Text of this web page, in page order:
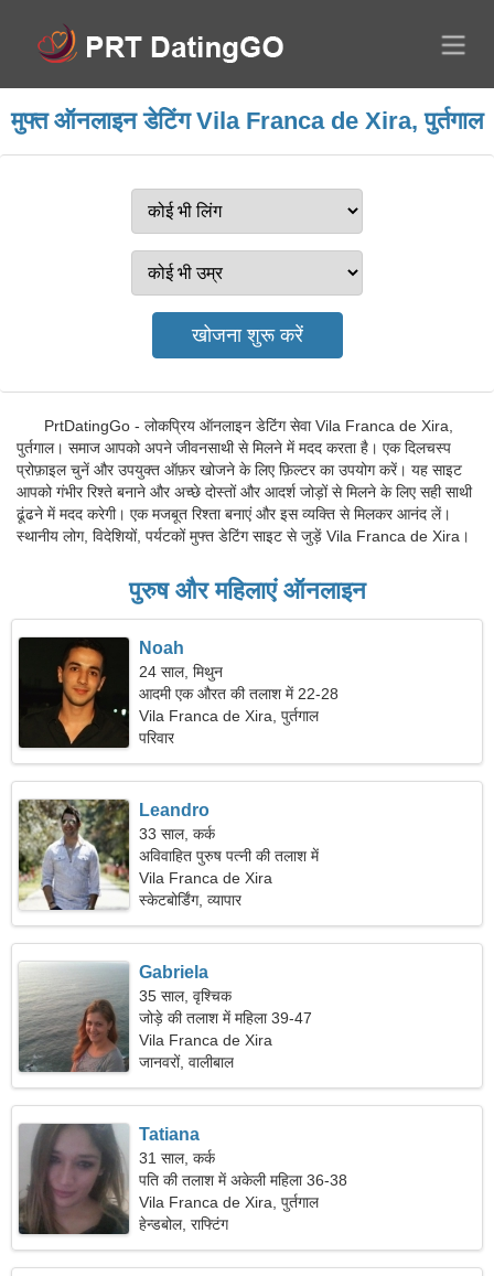
मुफ्त ऑनलाइन डेटिंग Vila Franca de Xira, पुर्तगाल
PrtDatingGo - लोकप्रिय ऑनलाइन डेटिंग सेवा Vila Franca de Xira,
पुर्तगाल। समाज आपको अपने जीवनसाथी से मिलने में मदद करता है। एक दिलचस्प
प्रोफ़ाइल चुनें और उपयुक्त ऑफ़र खोजने के लिए फ़िल्टर का उपयोग करें। यह साइट
आपको गंभीर रिश्ते बनाने और अच्छे दोस्तों और आदर्श जोड़ों से मिलने के लिए सही साथी
ढूंढने में मदद करेगी। एक मजबूत रिश्ता बनाएं और इस व्यक्ति से मिलकर आनंद लें।
स्थानीय लोग, विदेशियों, पर्यटकों मुफ्त डेटिंग साइट से जुड़ें Vila Franca de Xira।
पुरुष और महिलाएं ऑनलाइन
Noah
24 साल, मिथुन
आदमी एक औरत की तलाश में 22-28
Vila Franca de Xira, पुर्तगाल
परिवार
Leandro
33 साल, कर्क
अविवाहित पुरुष पत्नी की तलाश में
Vila Franca de Xira
स्केटबोर्डिंग, व्यापार
Gabriela
35 साल, वृश्चिक
जोड़े की तलाश में महिला 39-47
Vila Franca de Xira
जानवरों, वालीबाल
Tatiana
31 साल, कर्क
पति की तलाश में अकेली महिला 36-38
Vila Franca de Xira, पुर्तगाल
हेन्डबोल, राफ्टिंग